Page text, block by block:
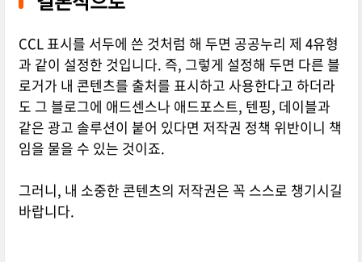
CCL 표시를 서두에 쓴 것처럼 해 두면 공공누리 제 4유형
과 같이 설정한 것입니다. 즉, 그렇게 설정해 두면 다른 블
로거가 내 콘텐츠를 출처를 표시하고 사용한다고 하더라
도 그 블로그에 애드센스나 애드포스트, 텐핑, 데이블과
같은 광고 솔루션이 붙어 있다면 저작권 정책 위반이니 책
임을 물을 수 있는 것이죠.
그러니, 내 소중한 콘텐츠의 저작권은 꼭 스스로 챙기시길
바랍니다.